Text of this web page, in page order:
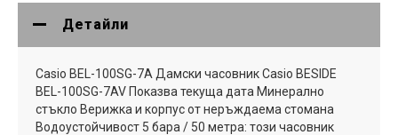
Детайли
Casio BEL-100SG-7A Дамски часовник Casio BESIDE
BEL-100SG-7AV Показва текуща дата Минерално
стъкло Верижка и корпус от неръждаема стомана
Водоустойчивост 5 бара / 50 метра: този часовник